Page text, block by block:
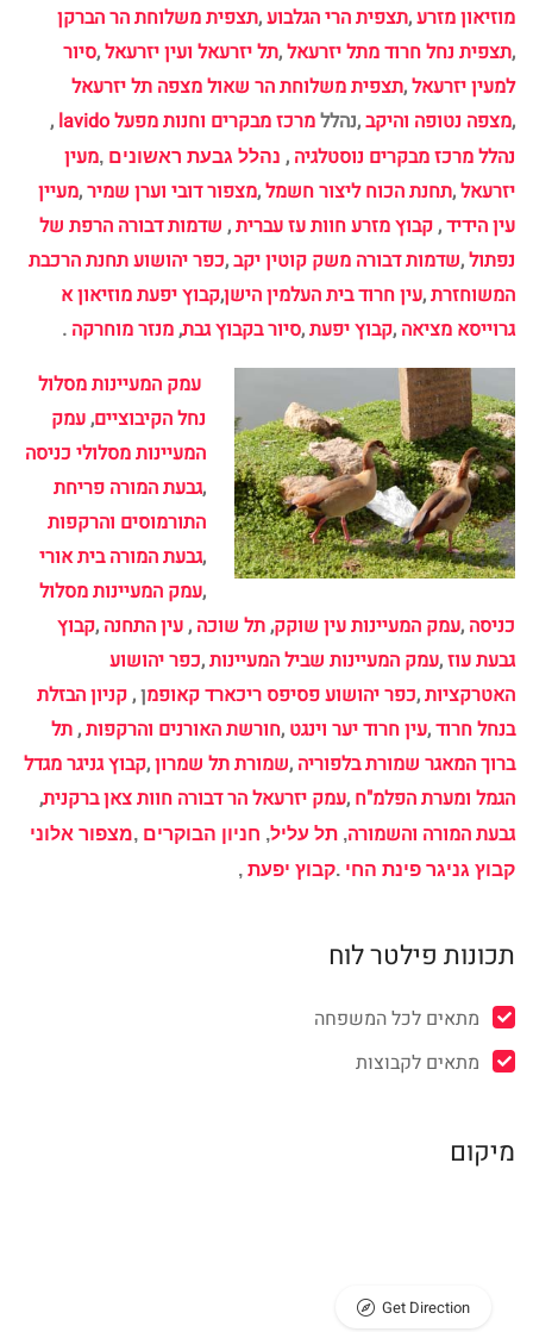
מוזיאון מזרע,תצפית הרי הגלבוע,תצפית משלוחת הר הברקן
,תצפית נחל חרוד מתל יזרעאל,תל יזרעאל ועין יזרעאל,סיור
למעין יזרעאל,תצפית משלוחת הר שאולמצפה תל יזרעאל
,מצפה נטופה והיקב,נהללמרכז מבקרים וחנות מפעל lavido
,
נהלל מרכז מבקרים נוסטלגיה , נהלל גבעת ראשונים ,מעין
יזרעאל,תחנת הכוח ליצור חשמל,מצפור דובי וערן שמיר,מעיין
עין הידיד,קבוץ מזרע חוות עז עברית, שדמות דבורה הרפת של
נפתול,שדמות דבורה משק קוטין יקב,כפר יהושוע תחנת הרכבת
המשוחזרת,עין חרוד בית העלמין הישן,קבוץ יפעת מוזיאון א
גרוייסא מציאה ,קבוץ יפעת,סיור בקבוץ גבת,מנזר מוחרקה .
עמק המעיינות מסלול
נחל הקיבוציים,עמק
המעיינות מסלולי כניסה
,גבעת המורה פריחת
התורמוסים והרקפות
,גבעת המורה בית אורי
,עמק המעיינות מסלול
כניסה ,עמק המעיינות עין שוקק,תל שוכה ,עין התחנה ,קבוץ
גבעת עוז,עמק המעיינות שביל המעיינות,כפר יהושוע
האטרקציות,כפר יהושוע פסיפס ריכארד קאופמן ,קניון הבזלת
בנחל חרוד,עין חרוד יער וינגט ,חורשת האורנים והרקפות,תל
ברוך המאגר שמורת בלפוריה ,שמורת תל שמרון,קבוץ גניגר מגדל
הגמל ומערת הפלמ"ח ,עמק יזרעאל הר דבורה חוות צאן ברקנית,
גבעת המורה והשמורה, תל עליל, חניון הבוקרים ,מצפור אלוני
קבוץ גניגר פינת החי .קבוץ יפעת ,
תכונות פילטר לוח
מתאים לכל המשפחה
מתאים לקבוצות
מיקום
Get Direction